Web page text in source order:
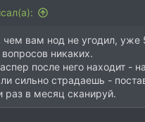
чем вам нод не угодил, уже
никаких.
после него находит -
сильно страдаешь -
раз в месяц сканируй.